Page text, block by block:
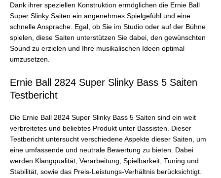
Dank ihrer speziellen Konstruktion ermöglichen die Ernie Ball
Super Slinky Saiten ein angenehmes Spielgefühl und eine
schnelle Ansprache. Egal, ob Sie im Studio oder auf der Bühne
spielen, diese Saiten unterstützen Sie dabei, den gewünschten
Sound zu erzielen und Ihre musikalischen Ideen optimal
umzusetzen.
Ernie Ball 2824 Super Slinky Bass 5 Saiten
Testbericht
Die Ernie Ball 2824 Super Slinky Bass 5 Saiten sind ein weit
verbreitetes und beliebtes Produkt unter Bassisten. Dieser
Testbericht untersucht verschiedene Aspekte dieser Saiten, um
eine umfassende und neutrale Bewertung zu bieten. Dabei
werden Klangqualität, Verarbeitung, Spielbarkeit, Tuning und
Stabilität, sowie das Preis-Leistungs-Verhältnis berücksichtigt.